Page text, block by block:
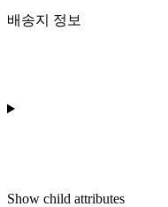
배송지 정보
Show child attributes